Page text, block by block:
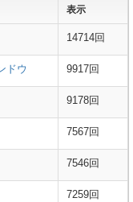
表示
14714回
ドウ 9917回
9178回
7567回
7546回
7259回